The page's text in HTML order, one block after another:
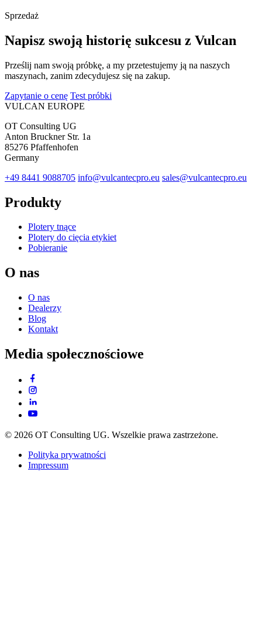
Sprzedaż
Napisz swoją historię sukcesu z Vulcan
Prześlij nam swoją próbkę, a my przetestujemy ją na naszych
maszynach, zanim zdecydujesz się na zakup.
Zapytanie o cenę Test próbki
VULCAN EUROPE
OT Consulting UG
Anton Bruckner Str. 1a
85276 Pfaffenhofen
Germany
+49 8441 9088705 info@vulcantecpro.eu sales@vulcantecpro.eu
Produkty
Plotery tnące
Plotery do cięcia etykiet
Pobieranie
O nas
O nas
Dealerzy
Blog
Kontakt
Media społecznościowe
© 2026 OT Consulting UG. Wszelkie prawa zastrzeżone.
Polityka prywatności
Impressum